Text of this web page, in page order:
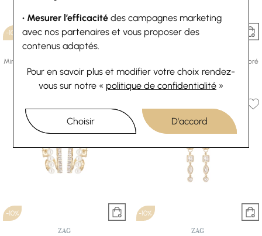
• Mesurer l’efficacité des campagnes marketing
avec nos partenaires et vous proposer des
contenus adaptés.
Pour en savoir plus et modifier votre choix rendez-
vous sur notre « politique de confidentialité »
Choisir D'accord
-10%
ZAG
Mini boucles d’oreilles Zag en acier doré
22,50 €25 €
-10%
Mini boucles d’oreilles Zag en acier doré
et oxyde de zirconium
24,30 €27 €
-10%
ZAG
-10%
ZAG